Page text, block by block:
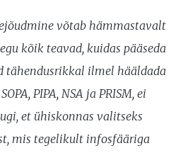
võtab hämmastavalt
kõik teavad, kuidas pääseda
tähendusrikkal ilmel hääldada
PIPA, NSA ja PRISM, ei
et ühiskonnas valitseks
mis tegelikult infosfääriga